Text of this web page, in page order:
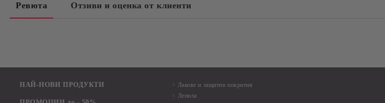
Ревюта Отзиви и оценка от клиенти
НАЙ-НОВИ ПРОДУКТИ
Лакове и защитни покрития
Лепила